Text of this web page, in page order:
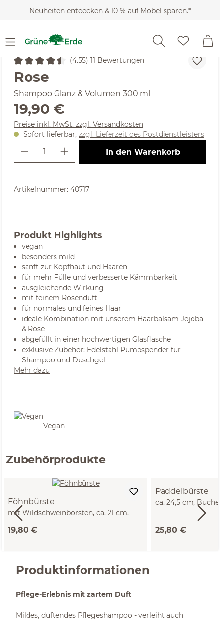
Zum Hauptinhalt springen
Neuheiten entdecken & 10 % auf Möbel sparen.*
Kosmetik Haarpflege Shampoo & Pflege
Durchschnittliche Bewertung von 4.55 von 5 Sternen
(4.55) 11 Bewertungen
Rose
Shampoo Glanz & Volumen 300 ml
Regulärer Preis:
19,90 €
Preise inkl. MwSt. zzgl. Versandkosten
Sofort lieferbar, zzgl. Lieferzeit des Postdienstleisters
Produkt Anzahl: Gib den
In den Warenkorb
Artikelnummer: 40717
Produkt Highlights
vegan
besonders mild
sanft zur Kopfhaut und Haaren
für mehr Fülle und verbesserte Kämmbarkeit
ausgleichende Wirkung
mit feinem Rosenduft
für normales und feines Haar
ideale Kombination mit unserem Haarbalsam Jojoba
& Rose
abgefüllt in einer hochwertigen Glasflasche
exklusive Zubehör: Edelstahl Pumpspender für
Shampoo und Duschgel
Mehr dazu
Vegan
Zubehörprodukte
Föhnbürste
mit Wildschweinborsten, ca. 21 cm,
Olivenholz, 10 Borstenreihen
19,80 €
Paddelbürste
ca. 24,5 cm,
Naturkautschuk
25,80 €
Produktinformationen
Pflege-Erlebnis mit zartem Duft
Mildes, duftendes Pflegeshampoo - verleiht auch